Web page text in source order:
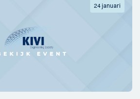
24 januari